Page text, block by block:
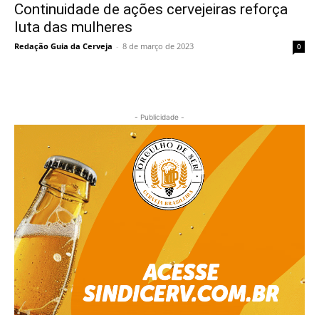
Continuidade de ações cervejeiras reforça
luta das mulheres
Redação Guia da Cerveja - 8 de março de 2023 0
- Publicidade -